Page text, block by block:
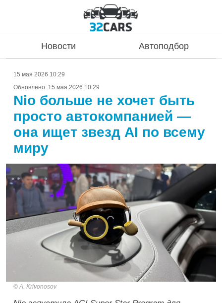
Новости Автоподбор
15 мая 2026 10:29
Обновлено: 15 мая 2026 10:29
Nio больше не хочет быть
просто автокомпанией —
она ищет звезд AI по всему
миру
A. Krivonosov